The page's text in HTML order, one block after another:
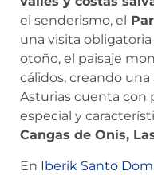
el senderismo, el
una visita
otoño, el paisaje
cálidos, creando
Asturias cuenta con
especial y
Cangas de Onís,
En Iberik Santo